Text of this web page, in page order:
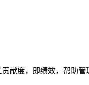
献度，即绩效，帮助